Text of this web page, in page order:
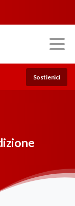
Sostienici